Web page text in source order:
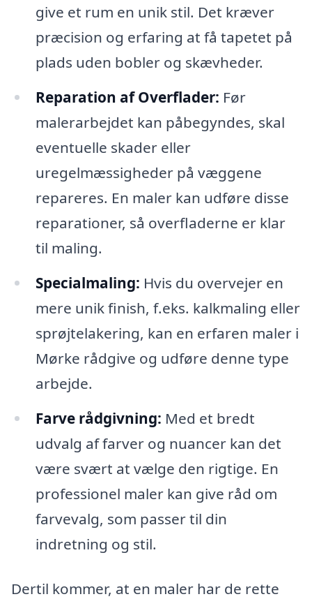
give et rum en unik stil. Det kræver
præcision og erfaring at få tapetet på
plads uden bobler og skævheder.
Reparation af Overflader: Før
malerarbejdet kan påbegyndes, skal
eventuelle skader eller
uregelmæssigheder på væggene
repareres. En maler kan udføre disse
reparationer, så overfladerne er klar
til maling.
Specialmaling: Hvis du overvejer en
mere unik finish, f.eks. kalkmaling eller
sprøjtelakering, kan en erfaren maler i
Mørke rådgive og udføre denne type
arbejde.
Farve rådgivning: Med et bredt
udvalg af farver og nuancer kan det
være svært at vælge den rigtige. En
professionel maler kan give råd om
farvevalg, som passer til din
indretning og stil.
Dertil kommer, at en maler har de rette